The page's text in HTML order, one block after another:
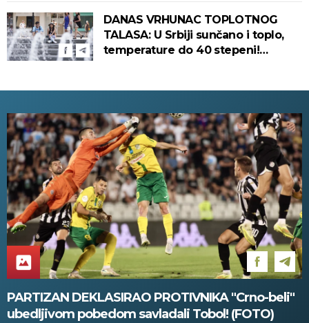
DANAS VRHUNAC TOPLOTNOG
TALASA: U Srbiji sunčano i toplo,
temperature do 40 stepeni!
PARTIZAN DEKLASIRAO PROTIVNIKA "Crno-beli"
ubedljivom pobedom savladali Tobol! (FOTO)